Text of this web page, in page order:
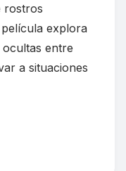
rostros
explora
entre
a situaciones